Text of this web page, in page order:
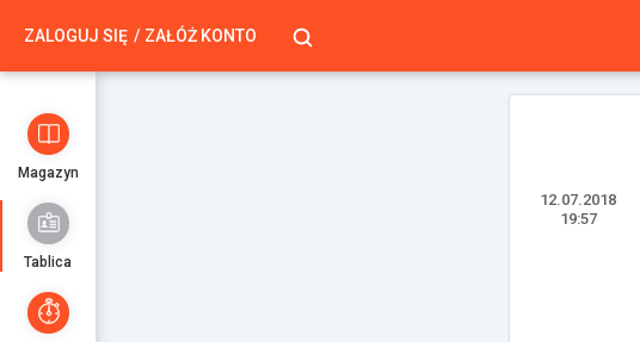
ZALOGUJ SIĘ ZAŁÓŻ KONTO
Magazyn
Tablica
12.07.2018
19:57